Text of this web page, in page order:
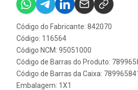
Código do Fabricante: 842070
Código: 116564
Código NCM: 95051000
Código de Barras do Produto:
Código de Barras da Caixa:
Embalagem: 1X1